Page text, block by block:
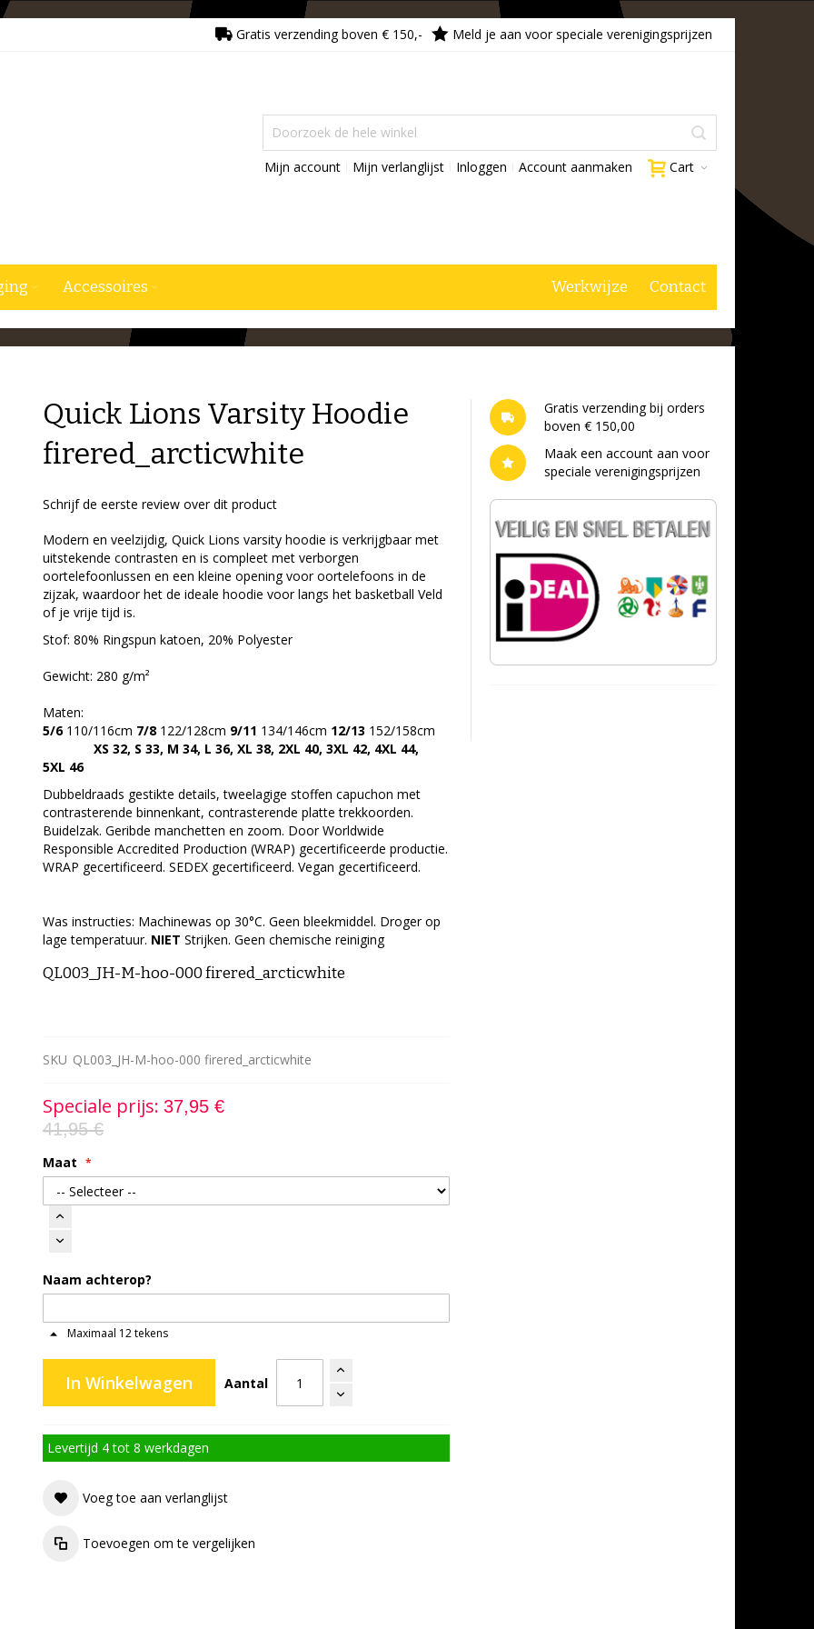
Gratis verzending boven € 150,- Meld je aan voor speciale verenigingsprijzen
Cart
Mijn account Mijn verlanglijst Inloggen Account aanmaken
Accessoires Contact
Werkwijze
Quick Lions Varsity Hoodie
firered_arcticwhite
Schrijf de eerste review over dit product
Modern en veelzijdig, Quick Lions varsity hoodie is verkrijgbaar met
uitstekende contrasten en is compleet met verborgen
oortelefoonlussen en een kleine opening voor oortelefoons in de
zijzak, waardoor het de ideale hoodie voor langs het basketball Veld
of je vrije tijd is.
Stof: 80% Ringspun katoen, 20% Polyester
Gewicht: 280 g/m²
Maten:
5/6110/116cm 7/8122/128cm 9/11 134/146cm 12/13 152/158cm
XS 32, S 33, M 34, L 36, XL 38, 2XL 40, 3XL 42, 4XL 44,
5XL 46
Dubbeldraads gestikte details, tweelagige stoffen capuchon met
contrasterende binnenkant, contrasterende platte trekkoorden.
Buidelzak. Geribde manchetten en zoom. Door Worldwide
Responsible Accredited Production (WRAP) gecertificeerde productie.
WRAP gecertificeerd. SEDEX gecertificeerd. Vegan gecertificeerd.
Was instructies: Machinewas op 30°C. Geen bleekmiddel. Droger op
lage temperatuur. NIET Strijken. Geen chemische reiniging
QL003_JH-M-hoo-000 firered_arcticwhite
SKU QL003_JH-M-hoo-000 firered_arcticwhite
Speciale prijs 37,95 €
41,95 €
Maat
Naam achterop?
Maximaal 12 tekens
Aantal
In Winkelwagen
Levertijd 4 tot 8 werkdagen
Voeg toe aan verlanglijst
Toevoegen om te vergelijken
Gratis verzending bij orders
boven € 150,00
Maak een account aan voor
speciale verenigingsprijzen